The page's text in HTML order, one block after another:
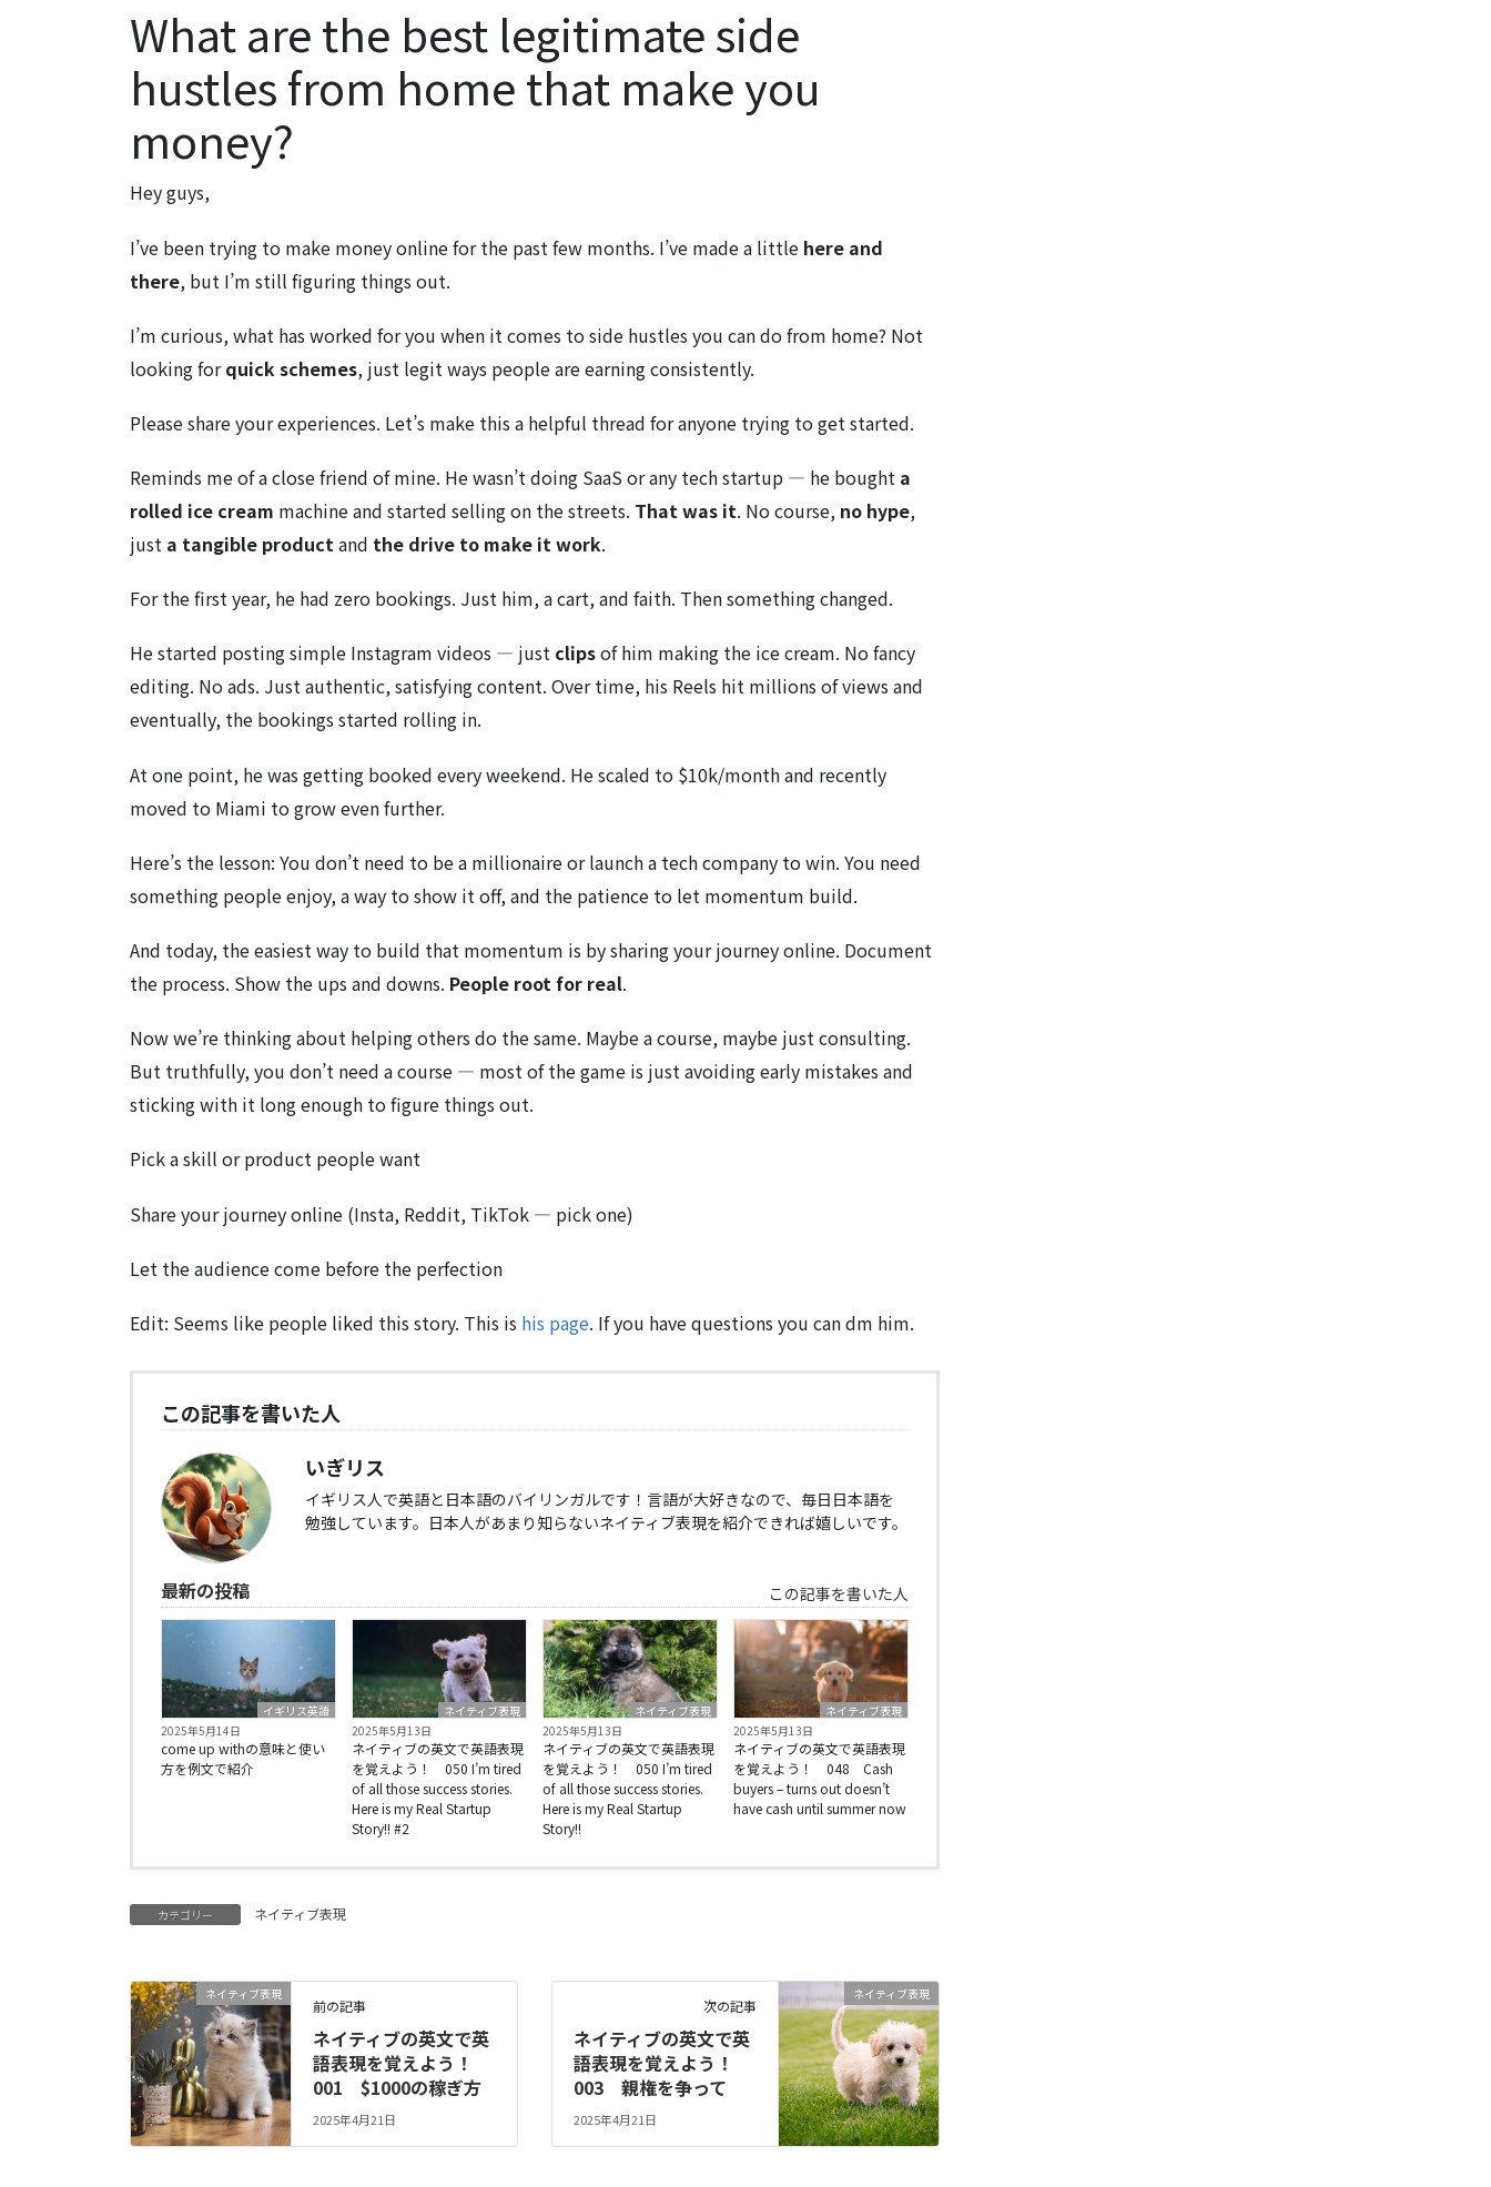
What are the best legitimate side
hustles from home that make you
money?
Hey guys,
I’ve been trying to make money online for the past few months. I’ve made a little here and
there, but I’m still figuring things out.
I’m curious, what has worked for you when it comes to side hustles you can do from home? Not
looking forquick schemes, just legit ways people are earning consistently.
Please share your experiences. Let’s make this a helpful thread for anyone trying to get started.
Reminds me of a close friend of mine. He wasn’t doing SaaS or any tech startup — he bought a
rolled ice cream machine and started selling on the streets. That was it. No course, no hype,
just a tangible productand the drive to make it work.
For the first year, he had zero bookings. Just him, a cart, and faith. Then something changed.
He started posting simple Instagram videos — just clipsof him making the ice cream. No fancy
editing. No ads. Just authentic, satisfying content. Over time, his Reels hit millions of views and
eventually, the bookings started rolling in.
At one point, he was getting booked every weekend. He scaled to $10k/month and recently
moved to Miami to grow even further.
Here’s the lesson: You don’t need to be a millionaire or launch a tech company to win. You need
something people enjoy, a way to show it off, and the patience to let momentum build.
And today, the easiest way to build that momentum is by sharing your journey online. Document
the process. Show the ups and downs. People root for real.
Now we’re thinking about helping others do the same. Maybe a course, maybe just consulting.
But truthfully, you don’t need a course — most of the game is just avoiding early mistakes and
sticking with it long enough to figure things out.
Pick a skill or product people want
Share your journey online (Insta, Reddit, TikTok — pick one)
Let the audience come before the perfection
Edit: Seems like people liked this story. This is his page. If you have questions you can dm him.
この記事を書いた人
いぎリス
イギリス人で英語と日本語のバイリンガルです！言語が大好きなので、毎日日本語を
勉強しています。日本人があまり知らないネイティブ表現を紹介できれば嬉しいです。
最新の投稿 この記事を書いた人
イギリス英語
2025年5月14日
come up withの意味と使い
方を例文で紹介
ネイティブ表現
2025年5月13日
ネイティブの英文で英語表現
を覚えよう！ 050 I’m tired
of all those success stories.
Here is my Real Startup
Story!! #2
ネイティブ表現
2025年5月13日
ネイティブの英文で英語表現
を覚えよう！ 050 I’m tired
of all those success stories.
Here is my Real Startup
Story!!
ネイティブ表現
2025年5月13日
ネイティブの英文で英語表現
を覚えよう！ 048 Cash
buyers – turns out doesn’t
have cash until summer now
カテゴリー ネイティブ表現
ネイティブ表現
前の記事
ネイティブの英文で英
語表現を覚えよう！
001 $1000の稼ぎ方
2025年4月21日
ネイティブ表現
次の記事
ネイティブの英文で英
語表現を覚えよう！
003 親権を争って
2025年4月21日